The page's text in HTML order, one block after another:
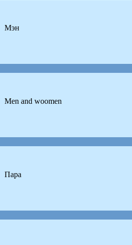
Мэн
Men and woomen
Пара